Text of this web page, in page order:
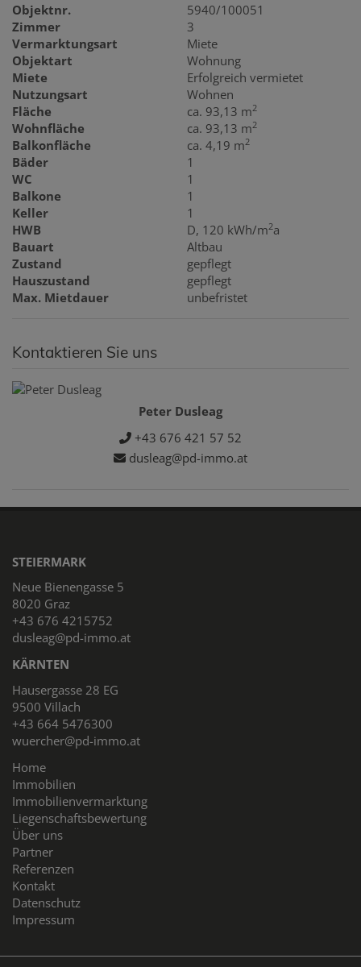
Objektnr.
5940/100051
Zimmer
3
Vermarktungsart
Miete
Objektart
Wohnung
Miete
Erfolgreich vermietet
Nutzungsart
Wohnen
Fläche
ca. 93,13 m2
Wohnfläche ca. 93,13 m2
Balkonfläche ca. 4,19 m2
Bäder
1
WC
1
Balkone
1
Keller
1
HWB
D, 120 kWh/m2a
Bauart
Altbau
Zustand
gepflegt
Hauszustand
gepflegt
Max. Mietdauer
unbefristet
Kontaktieren Sie uns
Peter Dusleag
+43 676 421 57 52
dusleag@pd-immo.at
STEIERMARK
Neue Bienengasse 5
8020 Graz
+43 676 4215752
dusleag@pd-immo.at
KÄRNTEN
Hausergasse 28 EG
9500 Villach
+43 664 5476300
wuercher@pd-immo.at
Home
Immobilien
Immobilienvermarktung
Liegenschaftsbewertung
Über uns
Partner
Referenzen
Kontakt
Datenschutz
Impressum